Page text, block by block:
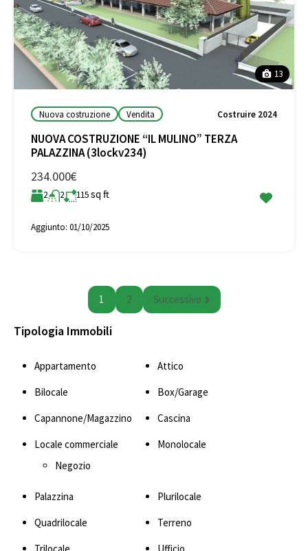
13
Nuova costruzione Vendita Costruire 2024
NUOVA COSTRUZIONE “IL MULINO” TERZA
PALAZZINA (3lockv234)
234.000€
2 2 115sq ft
Aggiunto: 01/10/2025
1 2 Successivo
Tipologia Immobili
Appartamento
Attico
Bilocale
Box/Garage
Capannone/Magazzino
Cascina
Locale commerciale
Negozio
Monolocale
Palazzina
Plurilocale
Quadrilocale
Terreno